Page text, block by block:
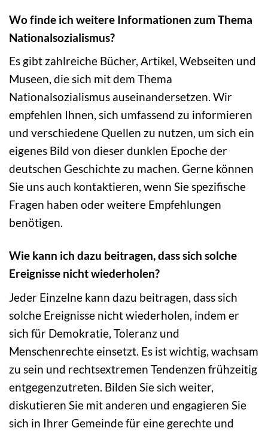
Wo finde ich weitere Informationen zum Thema
Nationalsozialismus?
Es gibt zahlreiche Bücher, Artikel, Webseiten und
Museen, die sich mit dem Thema
Nationalsozialismus auseinandersetzen. Wir
empfehlen Ihnen, sich umfassend zu informieren
und verschiedene Quellen zu nutzen, um sich ein
eigenes Bild von dieser dunklen Epoche der
deutschen Geschichte zu machen. Gerne können
Sie uns auch kontaktieren, wenn Sie spezifische
Fragen haben oder weitere Empfehlungen
benötigen.
Wie kann ich dazu beitragen, dass sich solche
Ereignisse nicht wiederholen?
Jeder Einzelne kann dazu beitragen, dass sich
solche Ereignisse nicht wiederholen, indem er
sich für Demokratie, Toleranz und
Menschenrechte einsetzt. Es ist wichtig, wachsam
zu sein und rechtsextremen Tendenzen frühzeitig
entgegenzutreten. Bilden Sie sich weiter,
diskutieren Sie mit anderen und engagieren Sie
sich in Ihrer Gemeinde für eine gerechte und